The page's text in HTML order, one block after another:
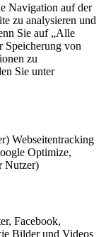
Navigation auf der
zu analysieren und
Sie auf „Alle
Speicherung von
zu
Sie unter
Webseitentracking
Optimize,
Nutzer)
Facebook,
Bilder und Videos